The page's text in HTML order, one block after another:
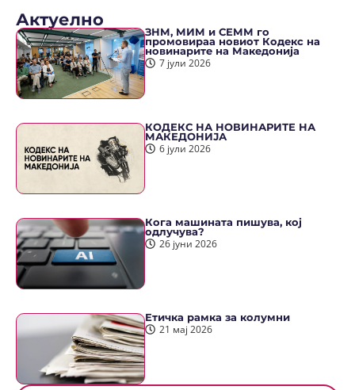
Актуелно
ЗНМ, МИМ и СЕММ го
промовираа новиот Кодекс на
новинарите на Македонија
7 јули 2026
КОДЕКС НА НОВИНАРИТЕ НА
МАКЕДОНИЈА
6 јули 2026
Кога машината пишува, кој
одлучува?
26 јуни 2026
Етичка рамка за колумни
21 мај 2026